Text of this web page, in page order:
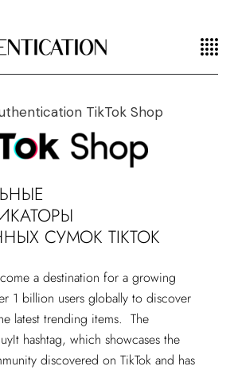
СУМОК TIKTOK
a destination for a growing
1 billion users globally to discover
latest trending items. The
hashtag, which showcases the
discovered on TikTok and has